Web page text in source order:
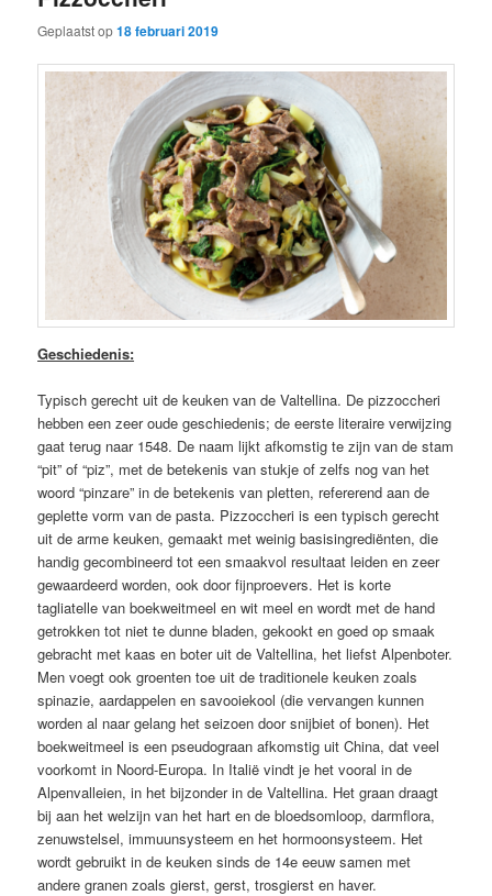
Geplaatst op18 februari 2019
Geschiedenis:
Typisch gerecht uit de keuken van de Valtellina. De pizzoccheri
hebben een zeer oude geschiedenis; de eerste literaire verwijzing
gaat terug naar 1548. De naam lijkt afkomstig te zijn van de stam
“pit” of “piz”, met de betekenis van stukje of zelfs nog van het
woord “pinzare” in de betekenis van pletten, refererend aan de
geplette vorm van de pasta. Pizzoccheri is een typisch gerecht
uit de arme keuken, gemaakt met weinig basisingrediënten, die
handig gecombineerd tot een smaakvol resultaat leiden en zeer
gewaardeerd worden, ook door fijnproevers. Het is korte
tagliatelle van boekweitmeel en wit meel en wordt met de hand
getrokken tot niet te dunne bladen, gekookt en goed op smaak
gebracht met kaas en boter uit de Valtellina, het liefst Alpenboter.
Men voegt ook groenten toe uit de traditionele keuken zoals
spinazie, aardappelen en savooiekool (die vervangen kunnen
worden al naar gelang het seizoen door snijbiet of bonen). Het
boekweitmeel is een pseudograan afkomstig uit China, dat veel
voorkomt in Noord-Europa. In Italië vindt je het vooral in de
Alpenvalleien, in het bijzonder in de Valtellina. Het graan draagt
bij aan het welzijn van het hart en de bloedsomloop, darmflora,
zenuwstelsel, immuunsysteem en het hormoonsysteem. Het
wordt gebruikt in de keuken sinds de 14e eeuw samen met
andere granen zoals gierst, gerst, trosgierst en haver.